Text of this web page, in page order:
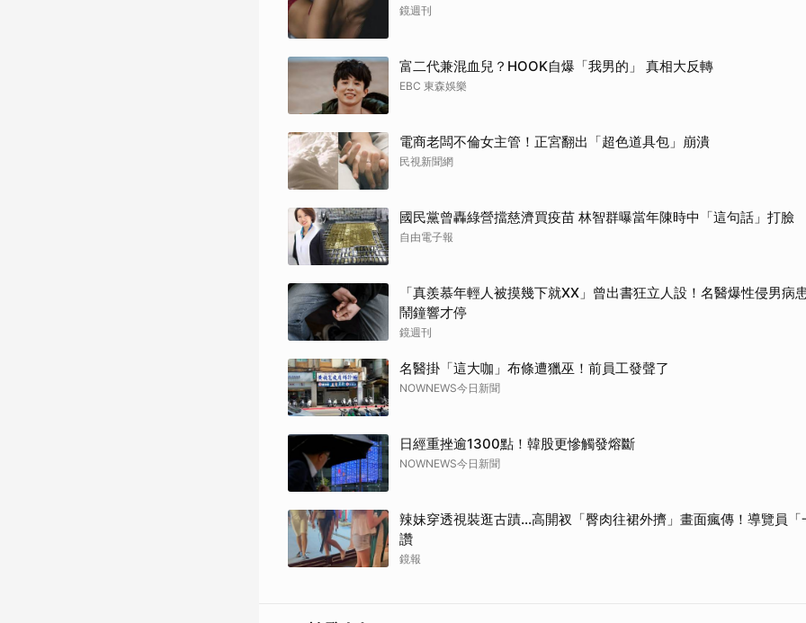
鏡週刊
富二代兼混血兒？HOOK自爆「我男的」 真相大反轉
EBC 東森娛樂
電商老闆不倫女主管！正宮翻出「超色道具包」崩潰
民視新聞網
國民黨曾轟綠營擋慈濟買疫苗 林智群曝當年陳時中「這句話」打臉
自由電子報
「真羨慕年輕人被摸幾下就XX」曾出書狂立人設！名醫爆性侵男
鬧鐘響才停
鏡週刊
名醫掛「這大咖」布條遭獵巫！前員工發聲了
NOWNEWS今日新聞
日經重挫逾1300點！韓股更慘觸發熔斷
NOWNEWS今日新聞
辣妹穿透視裝逛古蹟…高開衩「臀肉往裙外擠」畫面瘋傳！導覽員
讚
鏡報